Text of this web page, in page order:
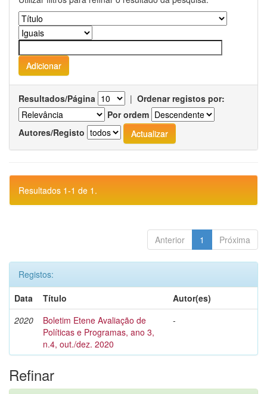
Resultados/Página | Ordenar registos por:
Por ordem
Autores/Registo
Resultados 1-1 de 1.
Anterior 1 Próxima
Registos:
Data
Título
Autor(es)
2020
Boletim Etene Avaliação de
Políticas e Programas, ano 3,
n.4, out./dez. 2020
-
Refinar